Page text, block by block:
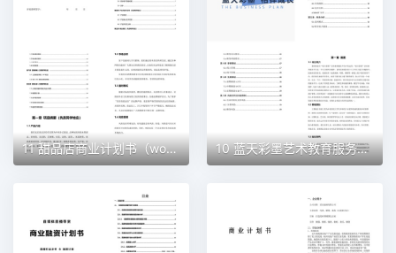
11 甜品店商业计划书（word+ppt配套）创业计划书word模板 10 蓝天彩墨艺术教育服务平台商业计划书（word+ppt配套）创业计划书word模板